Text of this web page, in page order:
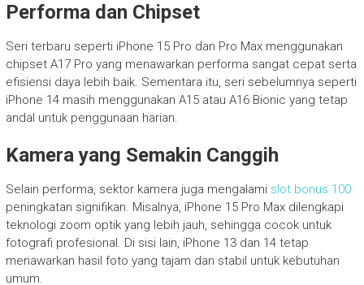
Performa dan Chipset
Seri terbaru seperti iPhone 15 Pro dan Pro Max menggunakan
chipset A17 Pro yang menawarkan performa sangat cepat serta
efisiensi daya lebih baik. Sementara itu, seri sebelumnya seperti
iPhone 14 masih menggunakan A15 atau A16 Bionic yang tetap
andal untuk penggunaan harian.
Kamera yang Semakin Canggih
Selain performa, sektor kamera juga mengalami slot bonus 100
peningkatan signifikan. Misalnya, iPhone 15 Pro Max dilengkapi
teknologi zoom optik yang lebih jauh, sehingga cocok untuk
fotografi profesional. Di sisi lain, iPhone 13 dan 14 tetap
menawarkan hasil foto yang tajam dan stabil untuk kebutuhan
umum.